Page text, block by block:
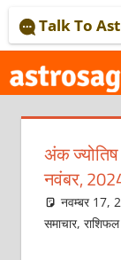
to
content
Talk To
अंक
नवंबर,
नवम्बर 17,
समाचार, राशिफल